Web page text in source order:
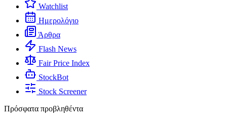
Watchlist
Ημερολόγιο
Άρθρα
Flash News
Fair Price Index
StockBot
Stock Screener
Πρόσφατα προβληθέντα